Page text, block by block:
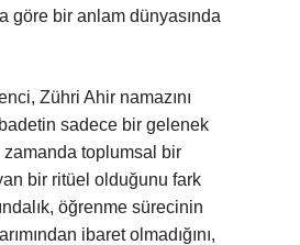
göre bir anlam dünyasında
Zühri Ahir namazını
sadece bir gelenek
zamanda toplumsal bir
bir ritüel olduğunu fark
öğrenme sürecinin
ibaret olmadığını,